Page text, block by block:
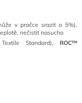
v pračce srazit o 5%),
nečistit nasucho
Standard), ROC™